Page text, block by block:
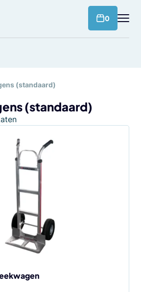
0
(standaard)
(standaard)